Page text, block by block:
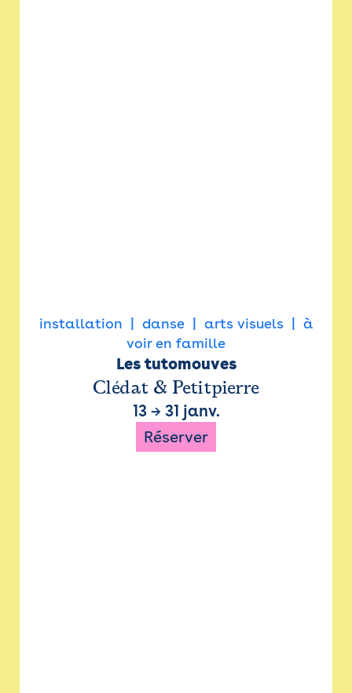
installation danse arts visuels
à
voir en famille
Les tutomouves
Clédat & Petitpierre
13→ 31 janv.
Réserver